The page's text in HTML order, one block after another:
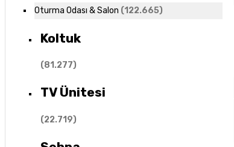
Oturma Odası & Salon (122.665)
Koltuk
(81.277)
TV Ünitesi
(22.719)